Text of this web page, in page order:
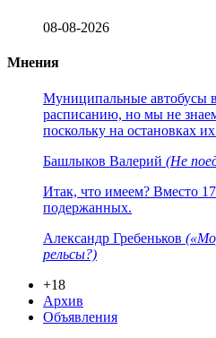
08-08-2026
Мнения
Муниципальные автобусы
расписанию, но мы не
поскольку на остановках
Башлыков Валерий (Не
Итак, что имеем? Вместо
подержанных.
Александр Гребеньков
рельсы?)
+18
Архив
Объявления